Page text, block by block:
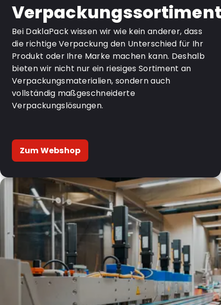
Bei DaklaPack wissen wir wie kein anderer, dass
die richtige Verpackung den Unterschied für Ihr
Produkt oder Ihre Marke machen kann. Deshalb
bieten wir nicht nur ein riesiges Sortiment an
Verpackungsmaterialien, sondern auch
vollständig maßgeschneiderte
Verpackungslösungen.
Zum Webshop